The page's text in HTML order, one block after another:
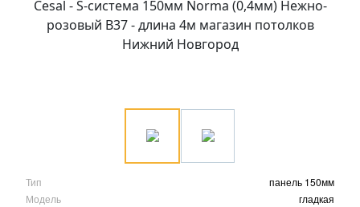
Тип
панель 150мм
Модель
гладкая